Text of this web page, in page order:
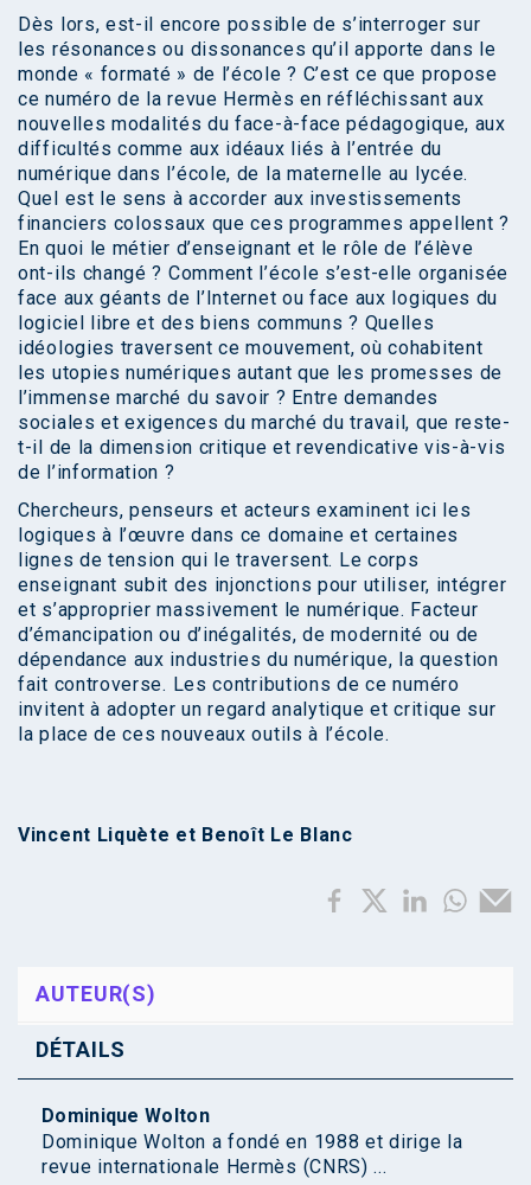
Dès lors, est-il encore possible de s’interroger sur
les résonances ou dissonances qu’il apporte dans le
monde « formaté » de l’école ? C’est ce que propose
ce numéro de la revue Hermès en réfléchissant aux
nouvelles modalités du face-à-face pédagogique, aux
difficultés comme aux idéaux liés à l’entrée du
numérique dans l’école, de la maternelle au lycée.
Quel est le sens à accorder aux investissements
financiers colossaux que ces programmes appellent ?
En quoi le métier d’enseignant et le rôle de l’élève
ont-ils changé ? Comment l’école s’est-elle organisée
face aux géants de l’Internet ou face aux logiques du
logiciel libre et des biens communs ? Quelles
idéologies traversent ce mouvement, où cohabitent
les utopies numériques autant que les promesses de
l’immense marché du savoir ? Entre demandes
sociales et exigences du marché du travail, que reste-
t-il de la dimension critique et revendicative vis-à-vis
de l’information ?
Chercheurs, penseurs et acteurs examinent ici les
logiques à l’œuvre dans ce domaine et certaines
lignes de tension qui le traversent. Le corps
enseignant subit des injonctions pour utiliser, intégrer
et s’approprier massivement le numérique. Facteur
d’émancipation ou d’inégalités, de modernité ou de
dépendance aux industries du numérique, la question
fait controverse. Les contributions de ce numéro
invitent à adopter un regard analytique et critique sur
la place de ces nouveaux outils à l’école.
Vincent Liquète et Benoît Le Blanc
AUTEUR(S)
DÉTAILS
Dominique Wolton
Dominique Wolton a fondé en 1988 et dirige la
revue internationale Hermès (CNRS) ...